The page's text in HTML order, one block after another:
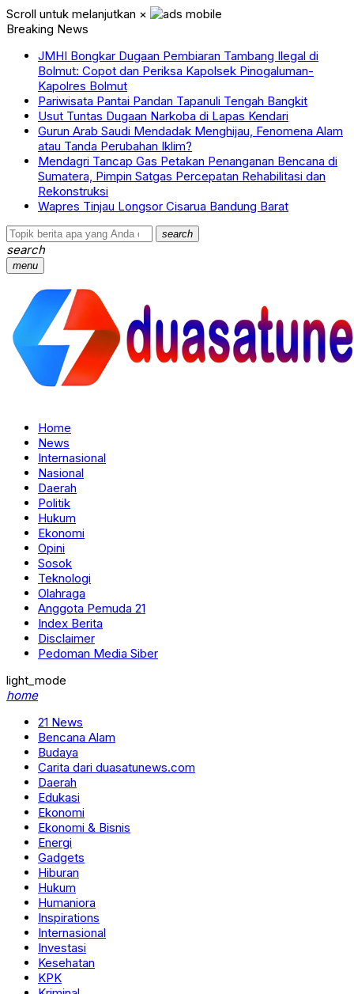
Scroll untuk melanjutkan ×
Breaking News
JMHI Bongkar Dugaan Pembiaran Tambang Ilegal di
Bolmut: Copot dan Periksa Kapolsek Pinogaluman-
Kapolres Bolmut
Pariwisata Pantai Pandan Tapanuli Tengah Bangkit
Usut Tuntas Dugaan Narkoba di Lapas Kendari
Gurun Arab Saudi Mendadak Menghijau, Fenomena Alam
atau Tanda Perubahan Iklim?
Mendagri Tancap Gas Petakan Penanganan Bencana di
Sumatera, Pimpin Satgas Percepatan Rehabilitasi dan
Rekonstruksi
Wapres Tinjau Longsor Cisarua Bandung Barat
search
search
menu
Home
News
Internasional
Nasional
Daerah
Politik
Hukum
Ekonomi
Opini
Sosok
Teknologi
Olahraga
Anggota Pemuda 21
Index Berita
Disclaimer
Pedoman Media Siber
light_mode
home
21 News
Bencana Alam
Budaya
Carita dari duasatunews.com
Daerah
Edukasi
Ekonomi
Ekonomi & Bisnis
Energi
Gadgets
Hiburan
Hukum
Humaniora
Inspirations
Internasional
Investasi
Kesehatan
KPK